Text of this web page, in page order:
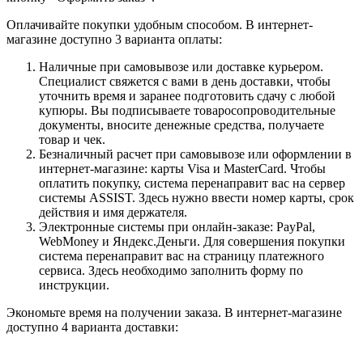
Оплачивайте покупки удобным способом. В интернет-
магазине доступно 3 варианта оплаты:
Наличные при самовывозе или доставке курьером.
Специалист свяжется с вами в день доставки, чтобы
уточнить время и заранее подготовить сдачу с любой
купюры. Вы подписываете товаросопроводительные
документы, вносите денежные средства, получаете
товар и чек.
Безналичный расчет при самовывозе или оформлении в
интернет-магазине: карты Visa и MasterCard. Чтобы
оплатить покупку, система перенаправит вас на сервер
системы ASSIST. Здесь нужно ввести номер карты, срок
действия и имя держателя.
Электронные системы при онлайн-заказе: PayPal,
WebMoney и Яндекс.Деньги. Для совершения покупки
система перенаправит вас на страницу платежного
сервиса. Здесь необходимо заполнить форму по
инструкции.
Экономьте время на получении заказа. В интернет-магазине
доступно 4 варианта доставки: